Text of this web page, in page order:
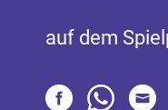
auf dem